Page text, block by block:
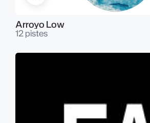
Arroyo Low
12 pistes